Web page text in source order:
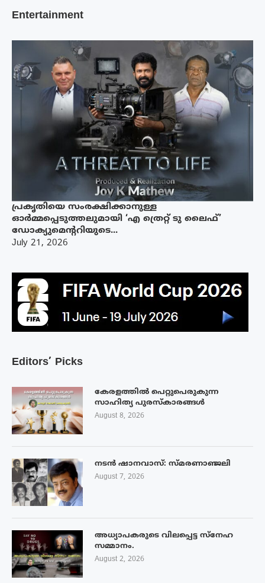
Editors’ Picks
കേരളത്തിൽ പെറ്റുപെരുകുന്ന
സാഹിത്യ പുരസ്‌കാരങ്ങൾ
August 8, 2026
നടൻ ഷാനവാസ്: സ്മരണാഞ്ജലി
August 7, 2026
അധ്യാപകരുടെ വിലപ്പെട്ട സ്നേഹ
സമ്മാനം.
August 2, 2026
Entertainment
പ്രകൃതിയെ സംരക്ഷിക്കാനുള്ള
ഓർമ്മപ്പെടുത്തലുമായി ‘എ ത്രെറ്റ് ടു ലൈഫ്’
ഡോക്യുമെന്ററിയുടെ...
July 21, 2026